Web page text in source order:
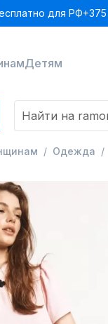
для РФ
Детям
Одежда